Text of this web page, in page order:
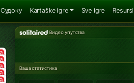
Судоку Kartaške igre Sve igre Resursi
Видео упутства
Ваша статистика